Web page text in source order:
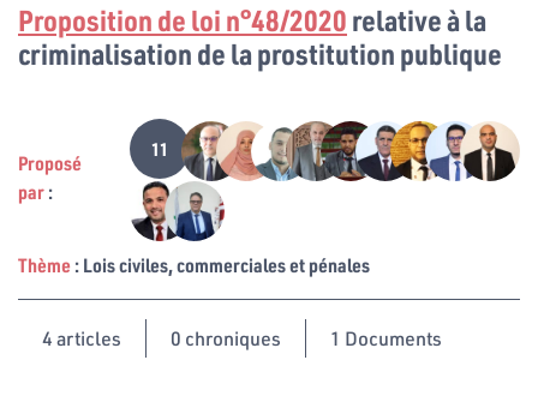
Proposition de loi n°48/2020relative à la
criminalisation de la prostitution publique
Proposé
par:
11
Thème: Lois civiles, commerciales et pénales
4articles 0 chroniques 1 Documents